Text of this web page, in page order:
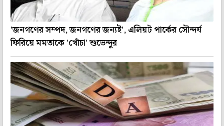
'জনগণের সম্পদ, জনগণের জন্যই', এলিয়ট পার্কের সৌন্দর্য
ফিরিয়ে মমতাকে 'খোঁচা' শুভেন্দুর